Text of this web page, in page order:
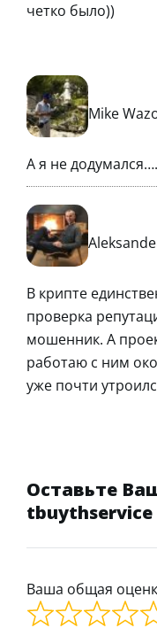
четко было))
Mike
А я не
В крипте
проверка
мошенник. А
работаю с ним
уже почти
Оставьте
tbuythservice
Ваша общая